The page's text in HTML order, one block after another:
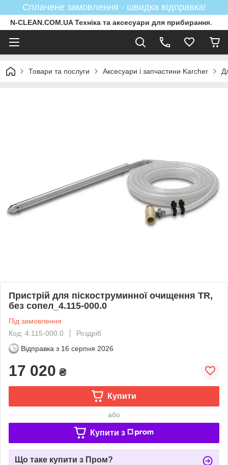
Сплачене замовлення - швидка відправка!
N-CLEAN.COM.UA Техніка та аксесуари для прибирання.
Товари та послуги Аксесуари і запчастини Karcher
Пристрій для піскоструминної очищення TR,
без сопел_4.115-000.0
Під замовлення
Код: 4.115-000.0
Роздріб
Відправка з 16 серпня 2026
17 020 ₴
Купити
або
Купити з
Що таке купити з Пром?